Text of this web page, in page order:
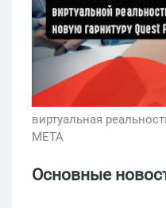
виртуальная
META
Основные